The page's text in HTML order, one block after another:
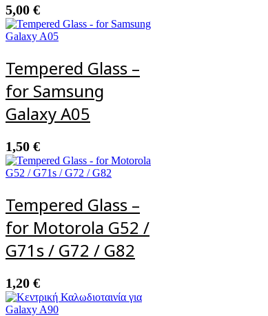
5,00 €
Tempered Glass –
for Samsung
Galaxy A05
1,50 €
Tempered Glass –
for Motorola G52 /
G71s / G72 / G82
1,20 €